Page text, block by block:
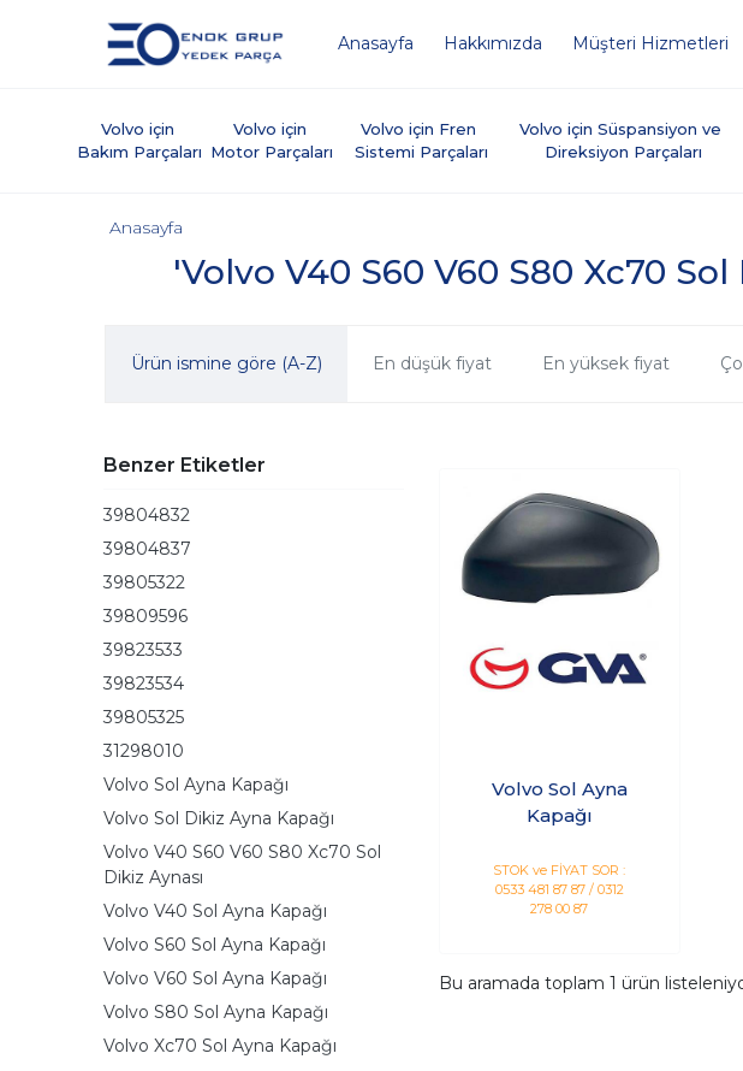
Anasayfa Hakkımızda Müşteri Hizmetleri
Volvo için
Bakım Parçaları
Volvo için
Motor Parçaları
Volvo için Fren
Sistemi Parçaları
Volvo için Süspansiyon ve
Direksiyon Parçaları
'Volvo V40 S60 V60 S80 Xc70
Anasayfa
Ürün ismine göre (A-Z) En düşük fiyat En yüksek fiyat
Benzer Etiketler
39804832
39804837
39805322
39809596
39823533
39823534
39805325
31298010
Volvo Sol Ayna Kapağı
Volvo Sol Dikiz Ayna Kapağı
Volvo V40 S60 V60 S80 Xc70 Sol
Dikiz Aynası
Volvo V40 Sol Ayna Kapağı
Volvo S60 Sol Ayna Kapağı
Volvo V60 Sol Ayna Kapağı
Volvo S80 Sol Ayna Kapağı
Volvo Xc70 Sol Ayna Kapağı
Volvo Sol Ayna
Kapağı
STOK ve FİYAT SOR :
0533 481 87 87 / 0312
278 00 87
Bu aramada toplam 1 ürün